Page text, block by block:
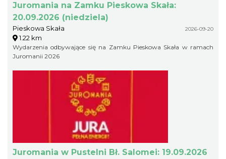
Juromania na Zamku Pieskowa Skała:
20.09.2026 (niedziela)
Pieskowa Skała 2026-09-20
1.22 km
Wydarzenia odbywające się na Zamku Pieskowa Skała w ramach
Juromanii 2026
Juromania w Pustelni Bł. Salomei: 19.09.2026